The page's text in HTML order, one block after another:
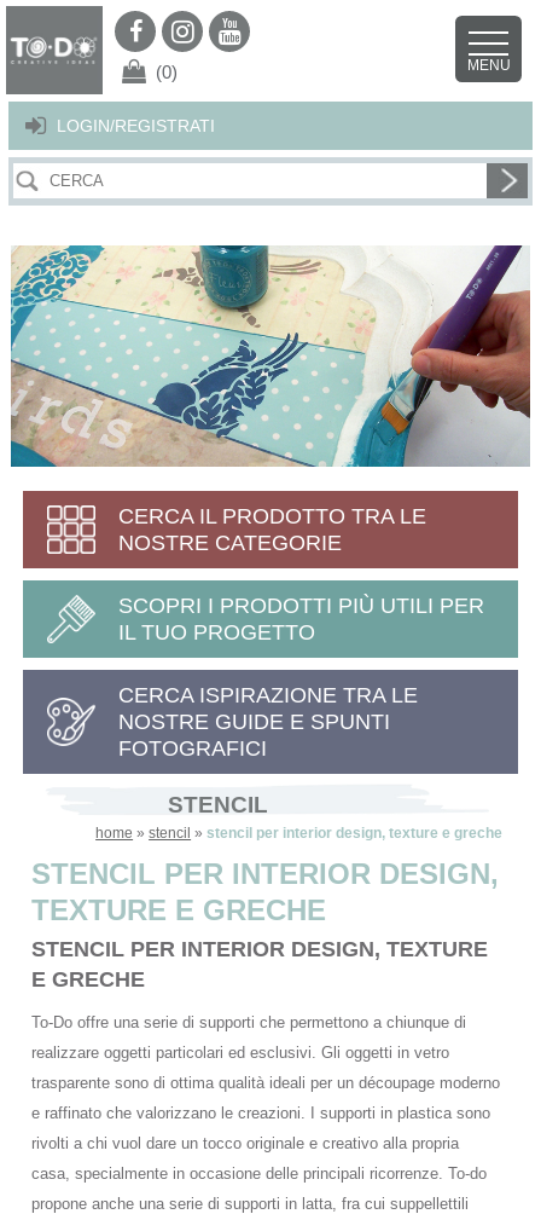
Per offrirti il miglior servizio possibile questo sito utilizza i cookies.
Continuando la navigazione nel sito autorizzi l’uso dei cookies. Per ulteriori
LOGIN/REGISTRATI
(0) MENU
CERCA IL PRODOTTO TRA LE
NOSTRE CATEGORIE
SCOPRI I PRODOTTI PIÙ UTILI PER
IL TUO PROGETTO
CERCA ISPIRAZIONE TRA LE
NOSTRE GUIDE E SPUNTI
FOTOGRAFICI
STENCIL
home »stencil »stencil per interior design, texture e greche
STENCIL PER INTERIOR DESIGN,
TEXTURE E GRECHE
STENCIL PER INTERIOR DESIGN, TEXTURE
E GRECHE
To-Do offre una serie di supporti che permettono a chiunque di
realizzare oggetti particolari ed esclusivi. Gli oggetti in vetro
trasparente sono di ottima qualità ideali per un découpage moderno
e raffinato che valorizzano le creazioni. I supporti in plastica sono
rivolti a chi vuol dare un tocco originale e creativo alla propria
casa, specialmente in occasione delle principali ricorrenze. To-do
propone anche una serie di supporti in latta, fra cui suppellettili